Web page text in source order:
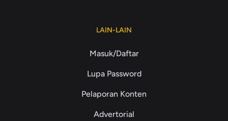
LAIN-LAIN
Masuk/Daftar
Lupa Password
Pelaporan Konten
Advertorial